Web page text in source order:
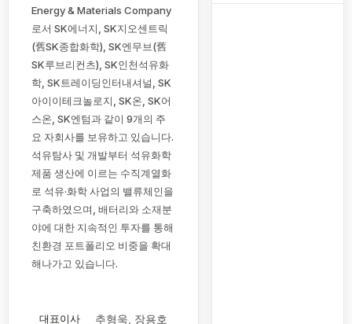
Energy & Materials Company
로서 SK에너지, SK지오센트릭
(舊SK종합화학), SK엔무브(舊
SK루브리컨츠), SK인천석유화
학, SK트레이딩인터내셔널, SK
아이이테크놀로지, SK온, SK어
스온, SK엔텀과 같이 9개의 주
요 자회사를 보유하고 있습니다.
석유탐사 및 개발부터 석유화학
제품 생산에 이르는 수직계열화
로 석유·화학 사업의 밸류체인을
구축하였으며, 배터리와 소재분
야에 대한 지속적인 투자를 통해
친환경 포트폴리오 비중을 확대
해나가고 있습니다.
대표이사 추형욱, 장용호